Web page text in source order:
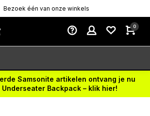
Bezoek één van onze winkels
0
Samsonite artikelen ontvang je nu
Backpack – klik hier!